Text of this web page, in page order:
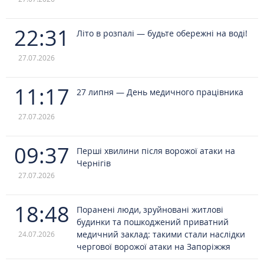
22:31
27.07.2026
Літо в розпалі — будьте обережні на воді!
11:17
27.07.2026
27 липня — День медичного працівника
09:37
27.07.2026
Перші хвилини після ворожої атаки на
Чернігів
18:48
24.07.2026
Поранені люди, зруйновані житлові
будинки та пошкоджений приватний
медичний заклад: такими стали наслідки
чергової ворожої атаки на Запоріжжя